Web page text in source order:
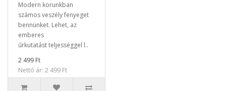
Modern korunkban
számos veszély fenyeget
bennünket. Lehet, az
emberes
űrkutatást teljességgel l..
2 499 Ft
Nettó ár: 2 499 Ft